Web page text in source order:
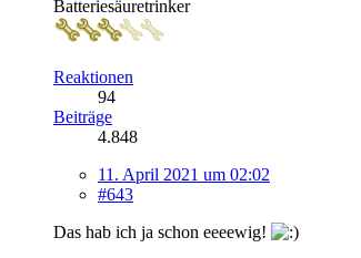
Batteriesäuretrinker
Reaktionen
94
Beiträge
4.848
11. April 2021 um 02:02
#643
Das hab ich ja schon eeeewig!